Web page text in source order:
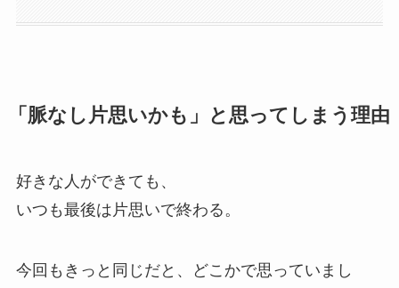
「脈なし片思いかも」と思ってしまう理由
好きな人ができても、
いつも最後は片思いで終わる。
今回もきっと同じだと、どこかで思っていまし